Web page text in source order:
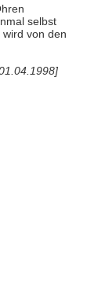
selbst
von den